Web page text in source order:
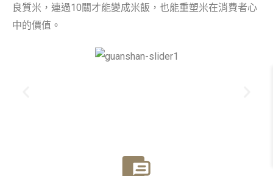
良質米，連過10關才能變成米飯，也能重塑米在消費者心
中的價值。